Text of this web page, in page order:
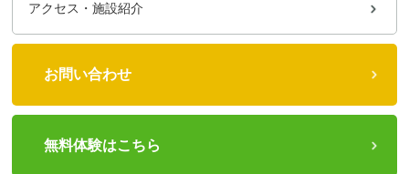
アクセス・施設紹介
お問い合わせ
無料体験はこちら